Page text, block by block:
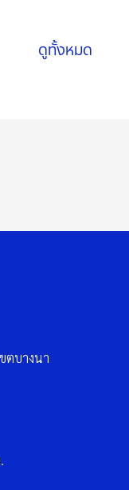
ดูทั้งหมด
ตบางนา